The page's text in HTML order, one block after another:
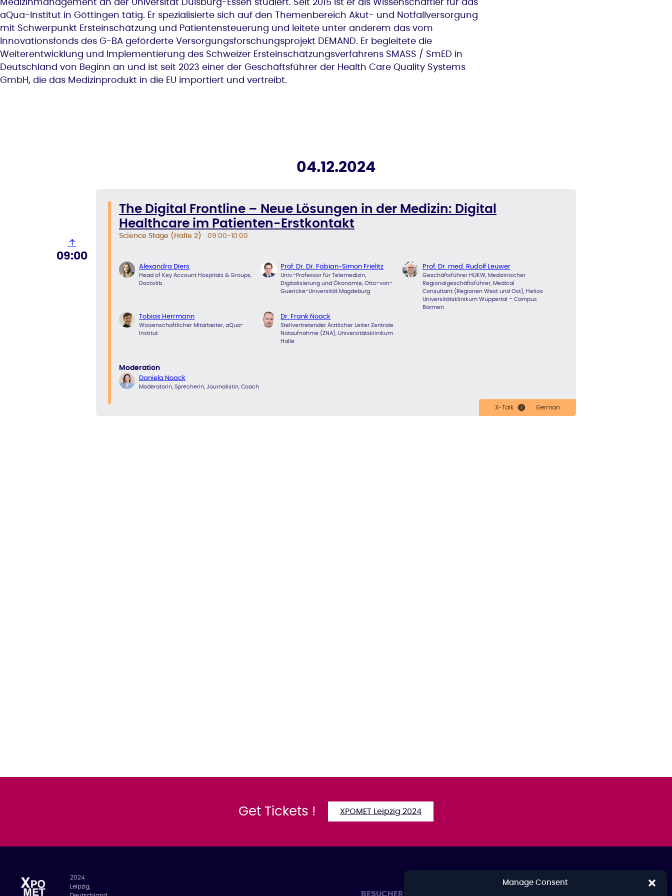
Manage Consent
Medizinmanagement an der Universität Duisburg-Essen studiert. Seit 2015 ist er als Wissenschaftler für das
aQua-Institut in Göttingen tätig. Er spezialisierte sich auf den Themenbereich Akut- und Notfallversorgung
mit Schwerpunkt Ersteinschätzung und Patientensteuerung und leitete unter anderem das vom
Innovationsfonds des G-BA geförderte Versorgungsforschungsprojekt DEMAND. Er begleitete die
Weiterentwicklung und Implementierung des Schweizer Ersteinschätzungsverfahrens SMASS / SmED in
Deutschland von Beginn an und ist seit 2023 einer der Geschäftsführer der Health Care Quality Systems
GmbH, die das Medizinprodukt in die EU importiert und vertreibt.
04.12.2024
↑
09:00
The Digital Frontline – Neue Lösungen in der Medizin: Digital
Healthcare im Patienten-Erstkontakt
Science Stage (Halle 2) 09:00-10:00
Alexandra Diers
Head of Key Account Hospitals & Groups,
Doctolib
Prof. Dr. Dr. Fabian-Simon Frielitz
Univ.-Professor für Telemedizin,
Digitalisierung und Ökonomie, Otto-von-
Guericke-Universität Magdeburg
Prof. Dr. med. Rudolf Leuwer
Geschäftsführer HUKW, Medizinischer
Regionalgeschäftsführer, Medical
Consultant (Regionen West und Ost), Helios
Universitätsklinikum Wuppertal – Campus
Barmen
Tobias Herrmann
Wissenschaftlicher Mitarbeiter, aQua-
Institut
Dr. Frank Noack
Stellvertretender Ärztlicher Leiter Zentrale
Notaufnahme (ZNA), Universitätsklinikum
Halle
Moderation
Daniela Noack
Moderatorin, Sprecherin, Journalistin, Coach
X-Talk German
Get Tickets ! XPOMET Leipzig 2024
2024
Leipzig,
BESUCHER